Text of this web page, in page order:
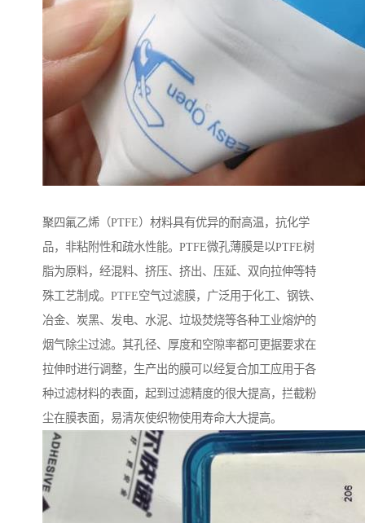
聚四氟乙烯（PTFE）材料具有优异的耐高温，抗化学
品，非粘附性和疏水性能。PTFE微孔薄膜是以PTFE树
脂为原料，经混料、挤压、挤出、压延、双向拉伸等特
殊工艺制成。PTFE空气过滤膜，广泛用于化工、钢铁、
冶金、炭黑、发电、水泥、垃圾焚烧等各种工业熔炉的
烟气除尘过滤。其孔径、厚度和空隙率都可更据要求在
拉伸时进行调整，生产出的膜可以经复合加工应用于各
种过滤材料的表面，起到过滤精度的很大提高，拦截粉
尘在膜表面，易清灰使织物使用寿命大大提高。